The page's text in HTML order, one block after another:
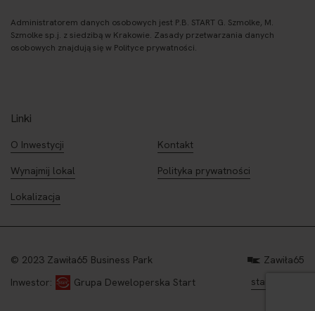
Administratorem danych osobowych jest P.B. START G. Szmolke, M.
Szmolke sp.j. z siedzibą w Krakowie. Zasady przetwarzania danych
osobowych znajdują się w Polityce prywatności.
Linki
O Inwestycji Kontakt
Wynajmij lokal Polityka prywatności
Lokalizacja
© 2023 Zawiła65 Business Park
Zawiła65
Inwestor:
Grupa Deweloperska Start start.com.pl